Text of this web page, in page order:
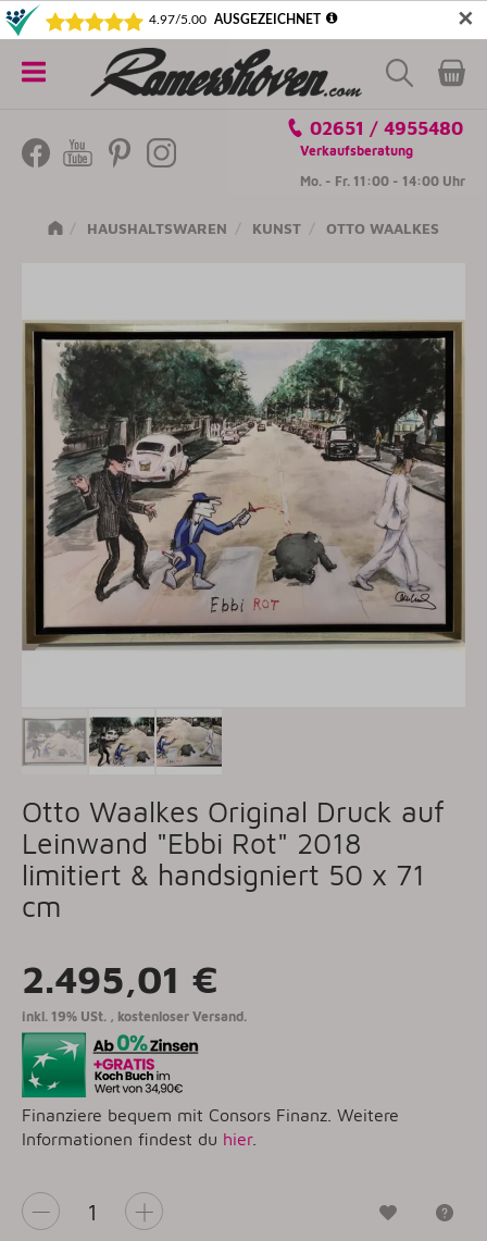
✕
5€ SICHERN! NEWSLETTER ABONNIEREN
Kategorien
02651 / 4955480
Verkaufsberatung
Mo. - Fr. 11:00 - 14:00 Uhr
HAUSHALTSWAREN KUNST OTTO WAALKES
Otto Waalkes Original Druck auf
Leinwand "Ebbi Rot" 2018
limitiert & handsigniert 50 x 71
cm
2.495,01 €
inkl. 19% USt. , kostenloser Versand.
Finanziere bequem mit Consors Finanz. Weitere
Informationen findest du hier.